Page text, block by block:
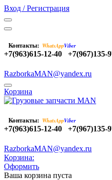
Вход / Регистрация
Контакты: WhatsAppViber
+7(963)615-12-40 +7(967)135-
RazborkaMAN@yandex.ru
Корзина
Контакты: WhatsAppViber
+7(963)615-12-40 +7(967)135-
RazborkaMAN@yandex.ru
Корзина:
Оформить
Ваша корзина пуста